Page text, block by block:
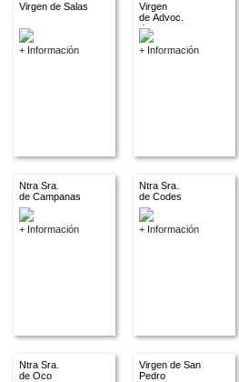
Virgen de Salas
+ Información
Virgen
de Advoc.
descon.
+ Información
Ntra Sra.
de Campanas
+ Información
Ntra Sra.
de Codes
+ Información
Ntra Sra.
de Oco
Virgen de San
Pedro